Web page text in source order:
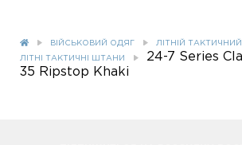
ВІЙСЬКОВИЙ ОДЯГ ЛІТНІЙ
ЛІТНІ ТАКТИЧНІ ШТАНИ
24-7 Series
35 Ripstop Khaki